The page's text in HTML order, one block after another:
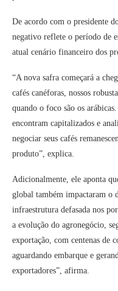
De acordo com o presidente
negativo reflete o período de
atual cenário financeiro dos
“A nova safra começará a
cafés canéforas, nossos
quando o foco são os
encontram capitalizados e
negociar seus cafés
produto”, explica.
Adicionalmente, ele aponta
global também impactaram o
infraestrutura defasada nos
a evolução do agronegócio,
exportação, com centenas de
aguardando embarque e
exportadores”, afirma.